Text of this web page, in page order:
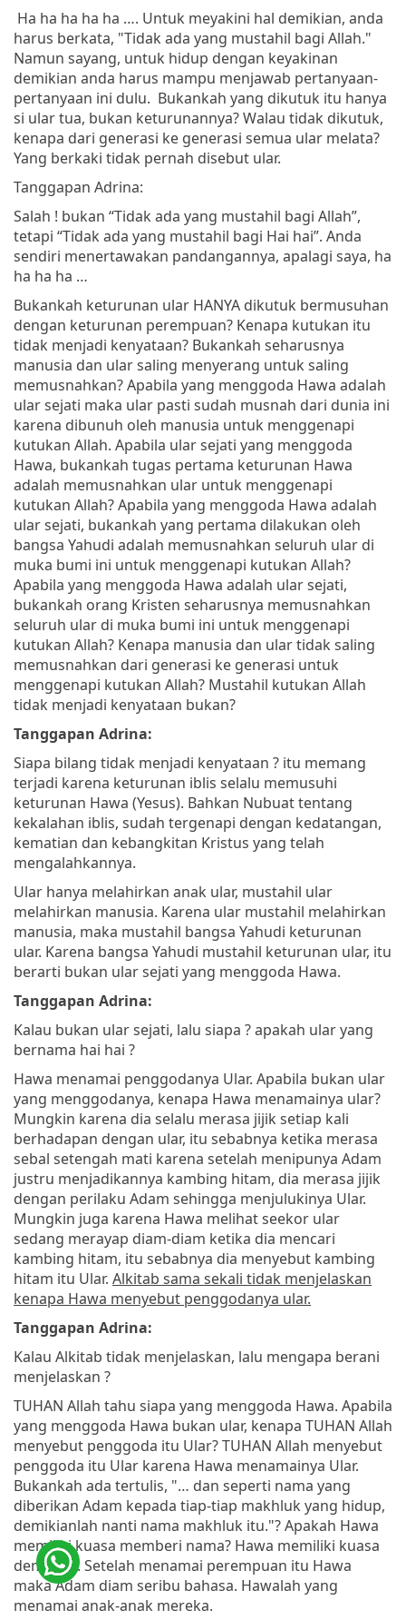
Ha ha ha ha ha …. Untuk meyakini hal demikian, anda
harus berkata, "Tidak ada yang mustahil bagi Allah."
Namun sayang, untuk hidup dengan keyakinan
demikian anda harus mampu menjawab pertanyaan-
pertanyaan ini dulu. Bukankah yang dikutuk itu hanya
si ular tua, bukan keturunannya? Walau tidak dikutuk,
kenapa dari generasi ke generasi semua ular melata?
Yang berkaki tidak pernah disebut ular.
Tanggapan Adrina:
Salah ! bukan “Tidak ada yang mustahil bagi Allah”,
tetapi “Tidak ada yang mustahil bagi Hai hai”. Anda
sendiri menertawakan pandangannya, apalagi saya, ha
ha ha ha …
Bukankah keturunan ular HANYA dikutuk bermusuhan
dengan keturunan perempuan? Kenapa kutukan itu
tidak menjadi kenyataan? Bukankah seharusnya
manusia dan ular saling menyerang untuk saling
memusnahkan? Apabila yang menggoda Hawa adalah
ular sejati maka ular pasti sudah musnah dari dunia ini
karena dibunuh oleh manusia untuk menggenapi
kutukan Allah. Apabila ular sejati yang menggoda
Hawa, bukankah tugas pertama keturunan Hawa
adalah memusnahkan ular untuk menggenapi
kutukan Allah? Apabila yang menggoda Hawa adalah
ular sejati, bukankah yang pertama dilakukan oleh
bangsa Yahudi adalah memusnahkan seluruh ular di
muka bumi ini untuk menggenapi kutukan Allah?
Apabila yang menggoda Hawa adalah ular sejati,
bukankah orang Kristen seharusnya memusnahkan
seluruh ular di muka bumi ini untuk menggenapi
kutukan Allah? Kenapa manusia dan ular tidak saling
memusnahkan dari generasi ke generasi untuk
menggenapi kutukan Allah? Mustahil kutukan Allah
tidak menjadi kenyataan bukan?
Tanggapan Adrina:
Siapa bilang tidak menjadi kenyataan ? itu memang
terjadi karena keturunan iblis selalu memusuhi
keturunan Hawa (Yesus). Bahkan Nubuat tentang
kekalahan iblis, sudah tergenapi dengan kedatangan,
kematian dan kebangkitan Kristus yang telah
mengalahkannya.
Ular hanya melahirkan anak ular, mustahil ular
melahirkan manusia. Karena ular mustahil melahirkan
manusia, maka mustahil bangsa Yahudi keturunan
ular. Karena bangsa Yahudi mustahil keturunan ular, itu
berarti bukan ular sejati yang menggoda Hawa.
Tanggapan Adrina:
Kalau bukan ular sejati, lalu siapa ? apakah ular yang
bernama hai hai ?
Hawa menamai penggodanya Ular. Apabila bukan ular
yang menggodanya, kenapa Hawa menamainya ular?
Mungkin karena dia selalu merasa jijik setiap kali
berhadapan dengan ular, itu sebabnya ketika merasa
sebal setengah mati karena setelah menipunya Adam
justru menjadikannya kambing hitam, dia merasa jijik
dengan perilaku Adam sehingga menjulukinya Ular.
Mungkin juga karena Hawa melihat seekor ular
sedang merayap diam-diam ketika dia mencari
kambing hitam, itu sebabnya dia menyebut kambing
hitam itu Ular. Alkitab sama sekali tidak menjelaskan
kenapa Hawa menyebut penggodanya ular.
Tanggapan Adrina:
Kalau Alkitab tidak menjelaskan, lalu mengapa berani
menjelaskan ?
TUHAN Allah tahu siapa yang menggoda Hawa. Apabila
yang menggoda Hawa bukan ular, kenapa TUHAN Allah
menyebut penggoda itu Ular? TUHAN Allah menyebut
penggoda itu Ular karena Hawa menamainya Ular.
Bukankah ada tertulis, "… dan seperti nama yang
diberikan Adam kepada tiap-tiap makhluk yang hidup,
demikianlah nanti nama makhluk itu."? Apakah Hawa
memiliki kuasa memberi nama? Hawa memiliki kuasa
demikian. Setelah menamai perempuan itu Hawa
maka Adam diam seribu bahasa. Hawalah yang
menamai anak-anak mereka.